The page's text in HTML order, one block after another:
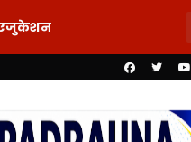
की मांग और महिला से